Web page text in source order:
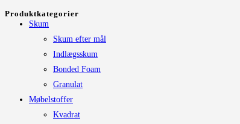
Produktkategorier
Skum
Skum efter mål
Indlægsskum
Bonded Foam
Granulat
Møbelstoffer
Kvadrat